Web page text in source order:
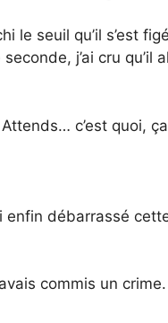
le seuil qu’il s’est
j’ai cru qu’il
c’est quoi,
enfin débarrassé
commis un